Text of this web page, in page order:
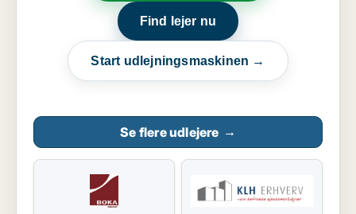
Find lejer nu
Start udlejningsmaskinen →
Se flere udlejere →